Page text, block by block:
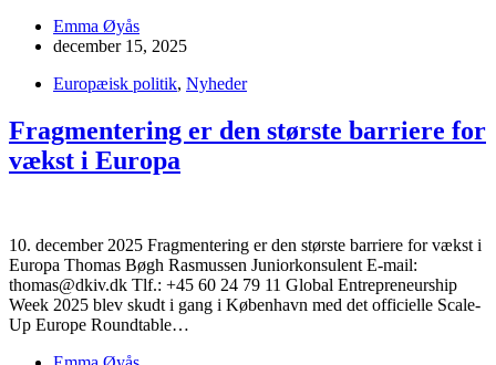
Emma Øyås
december 15, 2025
Europæisk politik, Nyheder
Fragmentering er den største barriere for
vækst i Europa
10. december 2025 Fragmentering er den største barriere for vækst i
Europa Thomas Bøgh Rasmussen Juniorkonsulent E-mail:
thomas@dkiv.dk Tlf.: +45 60 24 79 11 Global Entrepreneurship
Week 2025 blev skudt i gang i København med det officielle Scale-
Up Europe Roundtable…